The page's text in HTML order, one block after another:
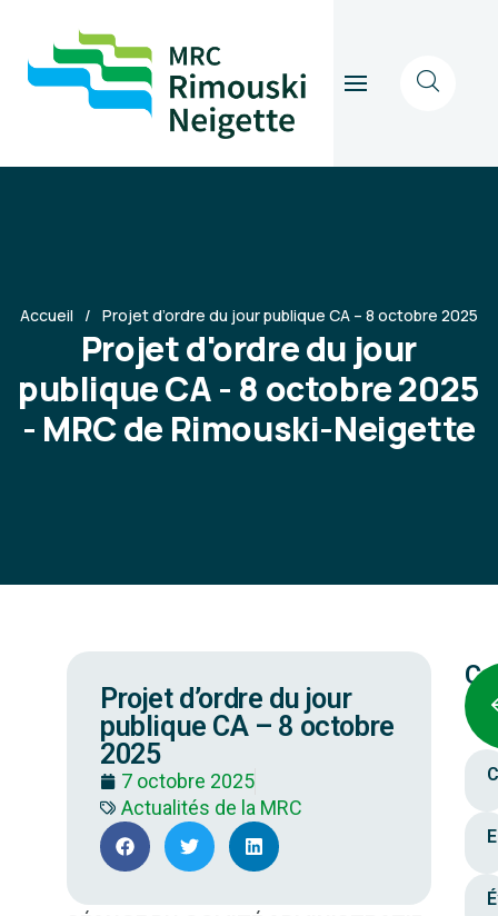
Accueil Projet d’ordre du jour publique CA – 8 octobre 2025
Projet d'ordre du jour
publique CA - 8 octobre 2025
- MRC de Rimouski-Neigette
Projet d’ordre du jour
publique CA – 8 octobre
2025
7 octobre 2025
Actualités de la MRC